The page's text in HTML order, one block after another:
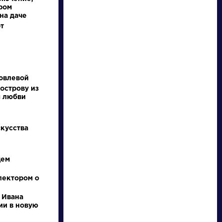
даче
из
любви
о
Ивана
в новую